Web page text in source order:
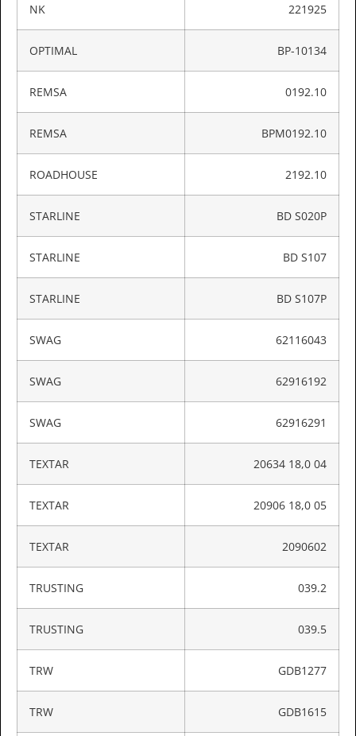
NK 221925
OPTIMAL BP-10134
REMSA 0192.10
REMSA BPM0192.10
ROADHOUSE 2192.10
STARLINE BD S020P
STARLINE BD S107
STARLINE BD S107P
SWAG 62116043
SWAG 62916192
SWAG 62916291
TEXTAR 20634 18,0 04
TEXTAR 20906 18,0 05
TEXTAR 2090602
TRUSTING 039.2
TRUSTING 039.5
TRW GDB1277
TRW GDB1615